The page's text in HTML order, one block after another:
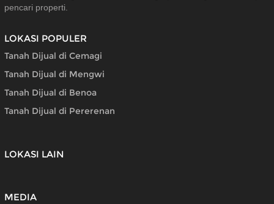
pencari properti.
LOKASI POPULER
Tanah Dijual di Cemagi
Tanah Dijual di Mengwi
Tanah Dijual di Benoa
Tanah Dijual di Pererenan
LOKASI LAIN
MEDIA